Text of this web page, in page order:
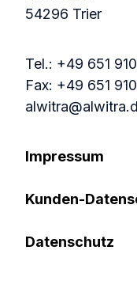
54296 Trier
Tel.: +49 651
Fax: +49 651
Impressum
Kunden-
Datenschutz